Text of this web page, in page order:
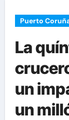
Puerto
La
un
un